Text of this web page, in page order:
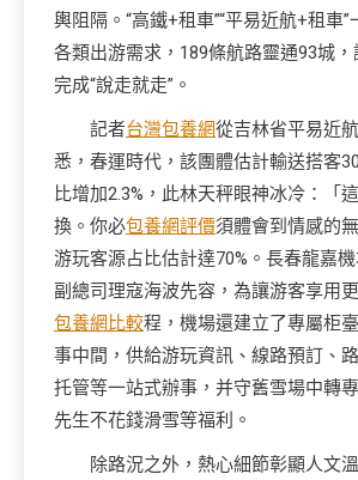
輿阻隔。“高鐵+租車”“平易近航+租車
各類出游需求，189條航路靈通93城
完成“說走就走”。
記者台灣包養網從吉林省平易近
悉，春運時代，該團體估計輸送搭客
比增加2.3%，此林天秤眼神冰冷：「
換。你必包養網評價須體會到情感的
游玩客源占比估計達70%。長春龍嘉
副總司理寇海波先容，為讓游客享用
包養網比較程，機場還建立了專屬柜
事中間，供給游玩資訊、線路預訂、
托管等一站式辦事，并守舊雪場中轉
先生不花錢滑雪等福利。
除路況之外，熱心細節彰顯人文